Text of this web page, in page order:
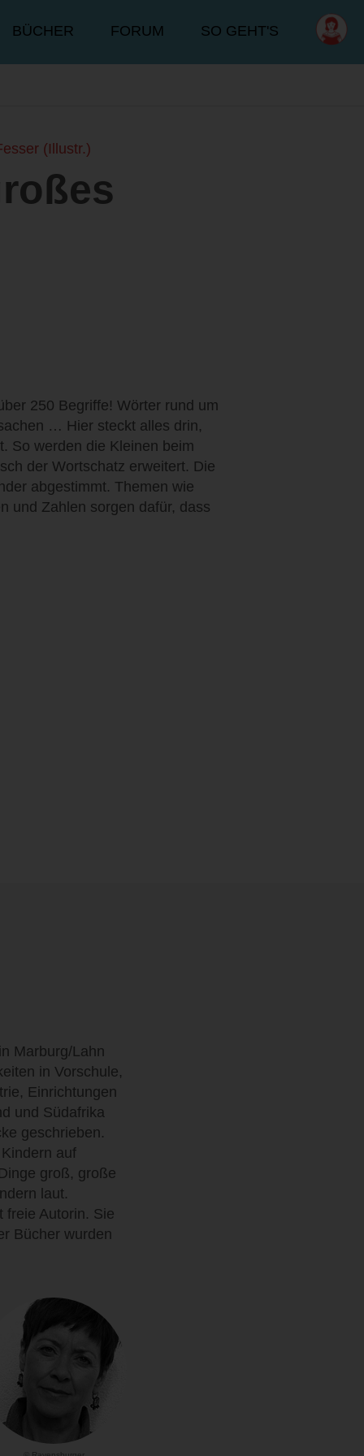
BÜCHER FORUM SO GEHT'S
(Illustr.)
250 Begriffe! Wörter rund um
… Hier steckt alles drin,
So werden die Kleinen beim
der Wortschatz erweitert. Die
abgestimmt. Themen wie
und Zahlen sorgen dafür, dass
Marburg/Lahn
in Vorschule,
Einrichtungen
und Südafrika
geschrieben.
auf
groß, große
laut.
freie Autorin. Sie
Bücher wurden